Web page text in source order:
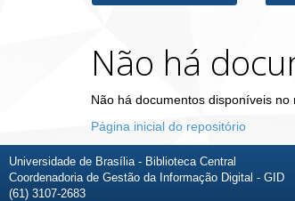
Não há
Não há documentos disponíveis
Página inicial do repositório
Universidade de Brasília - Biblioteca Central
Coordenadoria de Gestão da Informação Digital - GID
(61) 3107-2683